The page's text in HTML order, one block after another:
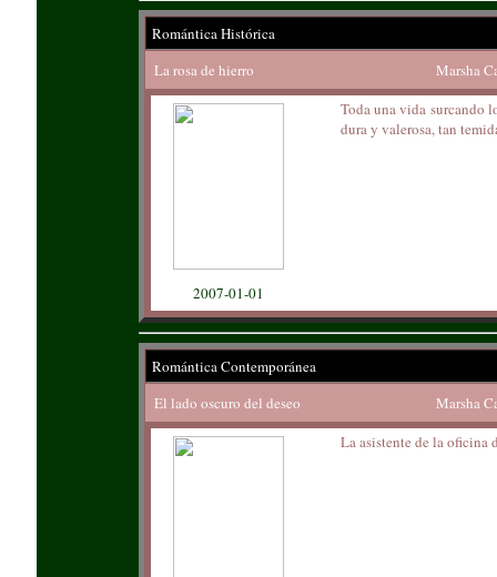
Romántica Histórica
La rosa de hierro
Marsha
2007-01-01
Toda una vida surcando
dura y valerosa, tan
Romántica Contemporánea
El lado oscuro del deseo
Marsha
La asistente de la oficina